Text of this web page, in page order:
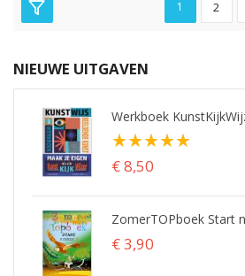
1 2
NIEUWE UITGAVEN
Werkboek
Waardering:
100%
€ 8,50
ZomerTOPboek Start
€ 3,90